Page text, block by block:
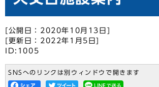
[公開日：2020年10月13日]
[更新日：2022年1月5日]
ID:1005
SNSへのリンクは別ウィンドウで開きます